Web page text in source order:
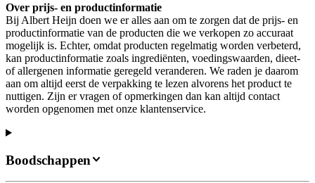
Over prijs- en productinformatie
Bij Albert Heijn doen we er alles aan om te zorgen dat de prijs- en
productinformatie van de producten die we verkopen zo accuraat
mogelijk is. Echter, omdat producten regelmatig worden verbeterd,
kan productinformatie zoals ingrediënten, voedingswaarden, dieet-
of allergenen informatie geregeld veranderen. We raden je daarom
aan om altijd eerst de verpakking te lezen alvorens het product te
nuttigen. Zijn er vragen of opmerkingen dan kan altijd contact
worden opgenomen met onze klantenservice.
Boodschappen